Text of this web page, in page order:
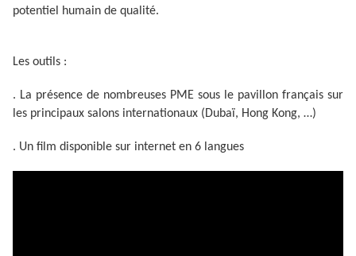
potentiel humain de qualité.
Les outils :
. La présence de nombreuses PME sous le pavillon français sur
les principaux salons internationaux (Dubaï, Hong Kong, …)
. Un film disponible sur internet en 6 langues